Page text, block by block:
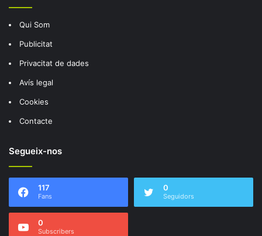
Qui Som
Publicitat
Privacitat de dades
Avís legal
Cookies
Contacte
Segueix-nos
117
Fans
0
Seguidors
0
Subscribers